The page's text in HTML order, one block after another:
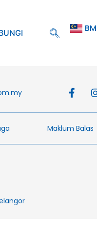
BM
EN
Maklum Balas​